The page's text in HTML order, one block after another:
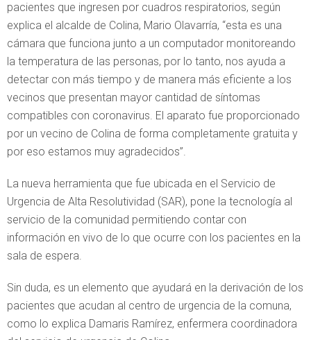
pacientes que ingresen por cuadros respiratorios, según
explica el alcalde de Colina, Mario Olavarría, “esta es una
cámara que funciona junto a un computador monitoreando
la temperatura de las personas, por lo tanto, nos ayuda a
detectar con más tiempo y de manera más eficiente a los
vecinos que presentan mayor cantidad de síntomas
compatibles con coronavirus. El aparato fue proporcionado
por un vecino de Colina de forma completamente gratuita y
por eso estamos muy agradecidos”.
La nueva herramienta que fue ubicada en el Servicio de
Urgencia de Alta Resolutividad (SAR), pone la tecnología al
servicio de la comunidad permitiendo contar con
información en vivo de lo que ocurre con los pacientes en la
sala de espera.
Sin duda, es un elemento que ayudará en la derivación de los
pacientes que acudan al centro de urgencia de la comuna,
como lo explica Damaris Ramírez, enfermera coordinadora